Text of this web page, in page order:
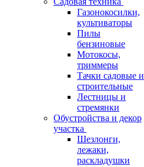
Газонокосилки,
культиваторы
Пилы
бензиновые
Мотокосы,
триммеры
Тачки садовые и
строительные
Лестницы и
стремянки
Обустройства и декор
участка
Шезлонги,
лежаки,
раскладушки